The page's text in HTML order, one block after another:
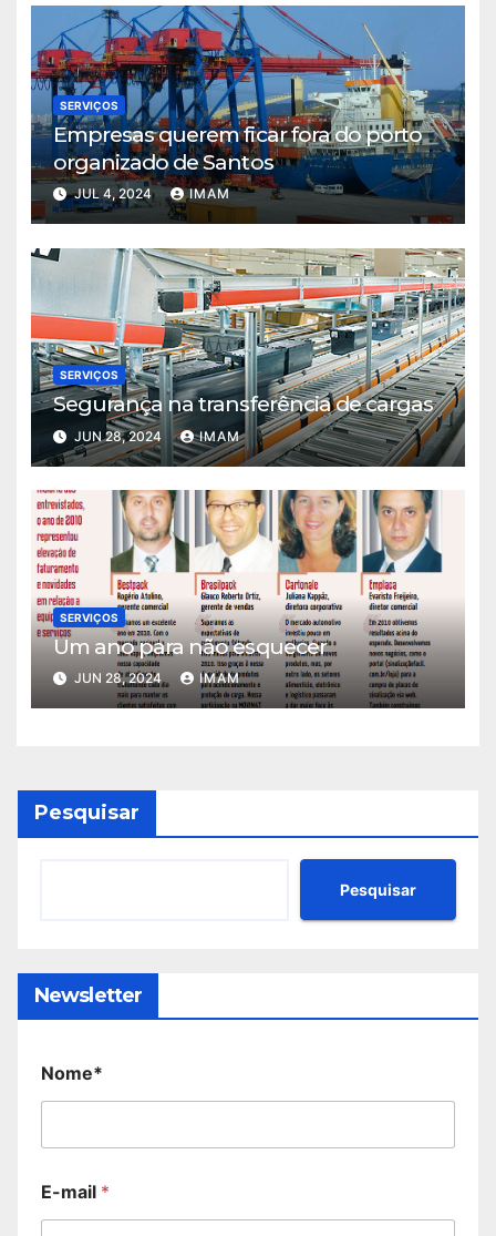
SERVIÇOS
Empresas querem ficar fora do porto
organizado de Santos
JUL 4, 2024 IMAM
SERVIÇOS
Segurança na transferência de cargas
JUN 28, 2024 IMAM
SERVIÇOS
Um ano para não esquecer
JUN 28, 2024 IMAM
Pesquisar
Pesquisar
Newsletter
Nome*
E-mail *